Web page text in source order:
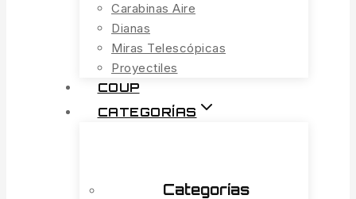
Carabinas Aire
Dianas
Miras Telescópicas
Proyectiles
COUP
CATEGORÍAS
Categorías